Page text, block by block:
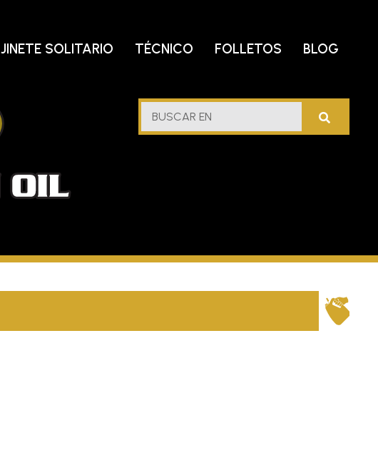
JINETE SOLITARIO TÉCNICO FOLLETOS BLOG
BUSCAR